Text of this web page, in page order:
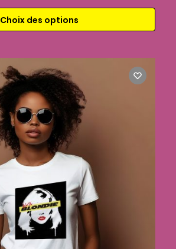
Choix des options